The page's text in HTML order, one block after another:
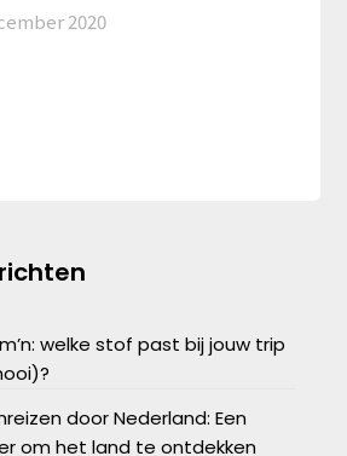
2020
welke stof past bij jouw trip
door Nederland: Een
om het land te ontdekken